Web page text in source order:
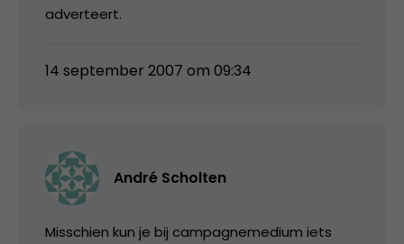
adverteert.
14 september 2007 om 09:34
André Scholten
Misschien kun je bij campagnemedium iets